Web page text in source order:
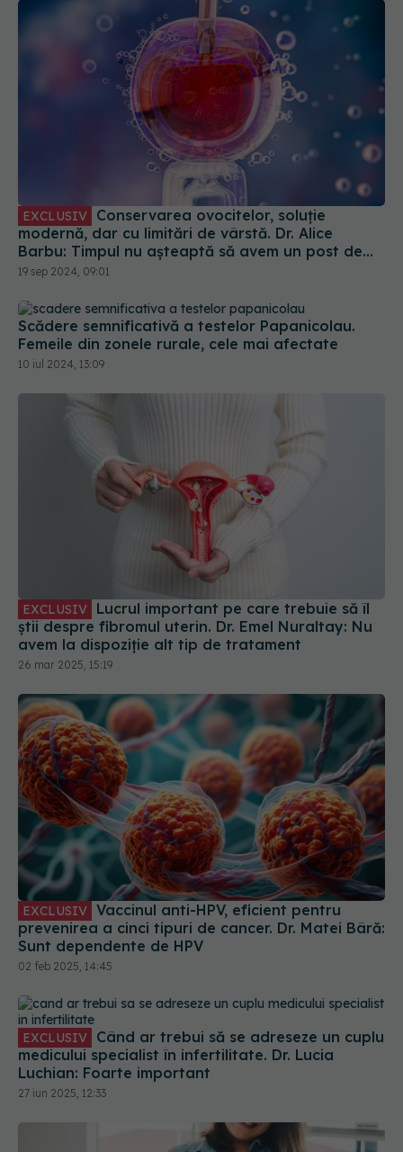
modernă, dar cu limitări de vârstă. Dr. Alice
Barbu: Timpul nu așteaptă să avem un post de
conducere sau partenerul ideal
19 sep 2024, 09:01
Scădere semnificativă a testelor Papanicolau.
Femeile din zonele rurale, cele mai afectate
10 iul 2024, 13:09
știi despre fibromul uterin. Dr. Emel Nuraltay: Nu
avem la dispoziție alt tip de tratament
26 mar 2025, 15:19
EXCLUSIV
Vaccinul anti-HPV, eficient pentru
prevenirea a cinci tipuri de cancer. Dr. Matei Bâră:
Sunt dependente de HPV
02 feb 2025, 14:45
EXCLUSIV
Când ar trebui să se adreseze un cuplu
medicului specialist în infertilitate. Dr. Lucia
Luchian: Foarte important
27 iun 2025, 12:33